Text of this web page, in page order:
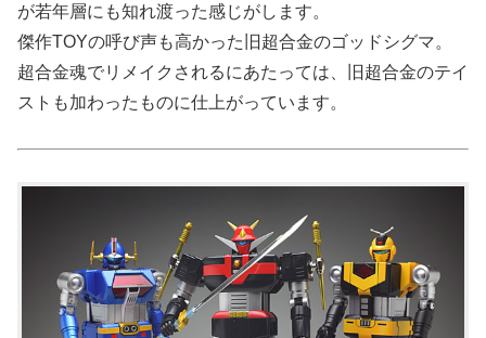
が若年層にも知れ渡った感じがします。
傑作TOYの呼び声も高かった旧超合金のゴッドシグマ。
超合金魂でリメイクされるにあたっては、旧超合金のテイ
ストも加わったものに仕上がっています。